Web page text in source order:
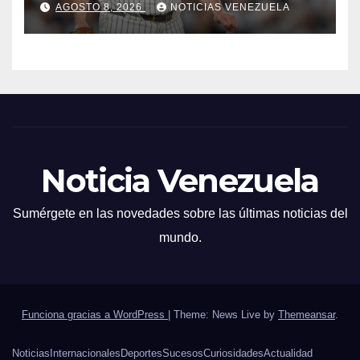
AGOSTO 8, 2026 NOTICIAS VENEZUELA
Noticia Venezuela
Sumérgete en las novedades sobre las últimas noticias del
mundo.
Funciona gracias a WordPress Theme: News Live by Themeansar.
Noticias Internacionales DeportesSucesosCuriosidadesActualidad